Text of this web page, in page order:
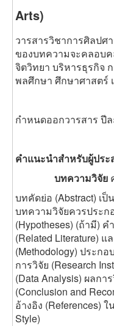
Arts)
วารสารวิชาการศิลปศ
ของบทความจะคลอบ
จิตวิทยา บริหารธุรกิจ
พลศึกษา ศึกษาศาสตร์
กำหนดออกวารสาร ปี
คำแนะนำสำหรับผู้ปร
บทความวิจัย
บทคัดย่อ (Abstract) เ
บทความวิจัยควรประก
(Hypotheses) (ถ้ามี)
(Related Literature)
(Methodology) ประก
การวิจัย (Research
(Data Analysis) ผลก
(Conclusion and
อ้างอิง (References)
Style)